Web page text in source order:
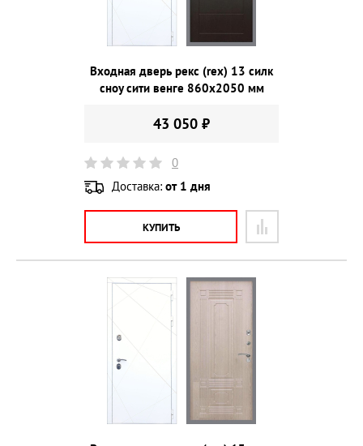
Входная дверь рекс (rex) 13 силк
сноу сити венге 860х2050 мм
43 050 ₽
0
Доставка: от 1 дня
КУПИТЬ